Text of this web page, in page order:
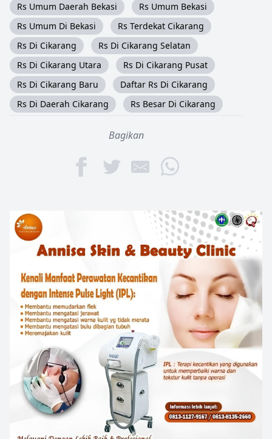
Rs Umum Daerah Bekasi
Rs Umum Bekasi
Rs Umum Di Bekasi
Rs Terdekat Cikarang
Rs Di Cikarang
Rs Di Cikarang Selatan
Rs Di Cikarang Utara
Rs Di Cikarang Pusat
Rs Di Cikarang Baru
Daftar Rs Di Cikarang
Rs Di Daerah Cikarang
Rs Besar Di Cikarang
Bagikan